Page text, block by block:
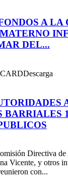
A LA
DEL...
BARRIALES
Directiva
Vicente, y otros
con...